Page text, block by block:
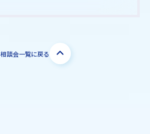
相談会一覧に戻る